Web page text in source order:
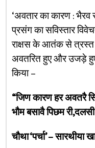
‘अवतार का कारण : भैरव
प्रसंग का सविस्तार
राक्षस के आतंक से त्रस्त
अवतरित हुए और उजड़े
किया –
“जिण कारण हर अवतरै
भौम बसावै पिछम
चौथा ‘पर्चा’ – सारथीया